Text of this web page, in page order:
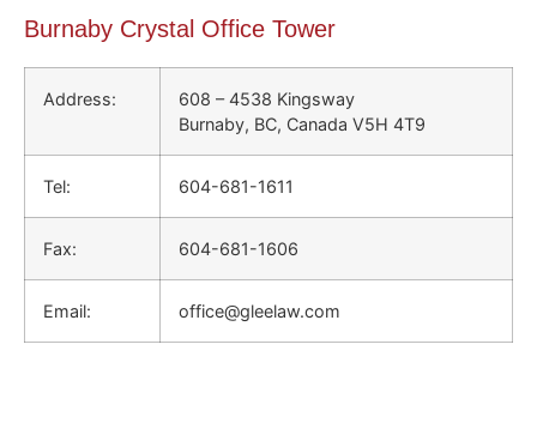
Burnaby Crystal Office Tower
Address:
608 – 4538 Kingsway
Burnaby, BC, Canada V5H 4T9
Tel: 604-681-1611
Fax: 604-681-1606
Email: office@gleelaw.com